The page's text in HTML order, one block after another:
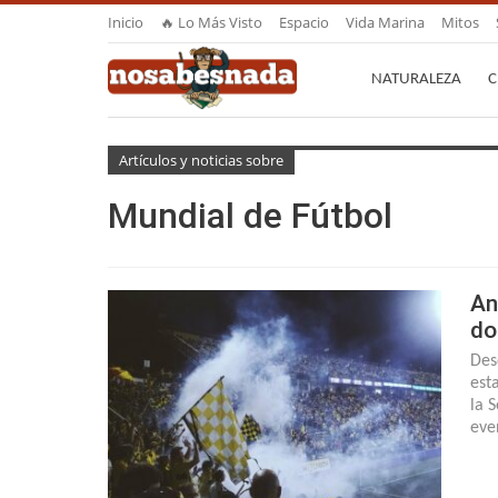
Inicio 🔥 Lo Más Visto Espacio Vida Marina Mitos
NATURALEZA
Artículos y noticias sobre
Mundial de Fútbol
la